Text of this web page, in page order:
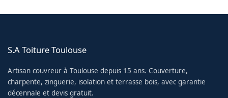
S.A Toiture Toulouse
Artisan couvreur à Toulouse depuis 15 ans. Couverture,
charpente, zinguerie, isolation et terrasse bois, avec garantie
décennale et devis gratuit.